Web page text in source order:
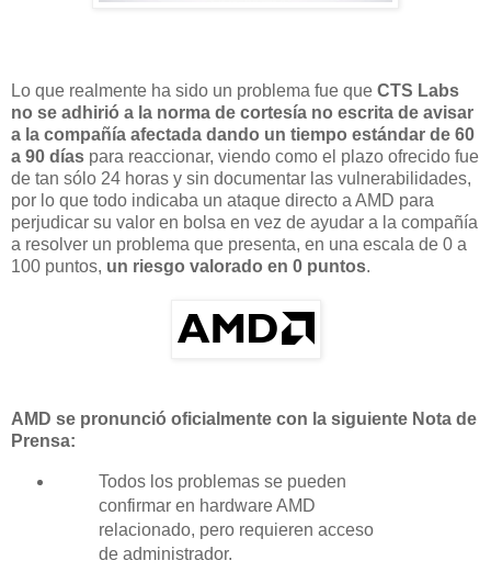
Lo que realmente ha sido un problema fue que CTS Labs
no se adhirió a la norma de cortesía no escrita de avisar
a la compañía afectada dando un tiempo estándar de 60
a 90 días para reaccionar, viendo como el plazo ofrecido fue
de tan sólo 24 horas y sin documentar las vulnerabilidades,
por lo que todo indicaba un ataque directo a AMD para
perjudicar su valor en bolsa en vez de ayudar a la compañía
a resolver un problema que presenta, en una escala de 0 a
100 puntos, un riesgo valorado en 0 puntos.
AMD se pronunció oficialmente con la siguiente Nota de
Prensa:
Todos los problemas se pueden
confirmar en hardware AMD
relacionado, pero requieren acceso
de administrador.